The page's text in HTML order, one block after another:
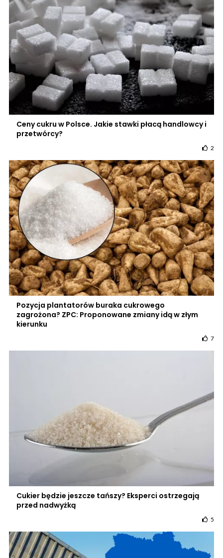
Ceny cukru w Polsce. Jakie stawki płacą handlowcy i
przetwórcy?
2
Pozycja plantatorów buraka cukrowego
zagrożona? ZPC: Proponowane zmiany idą w złym
kierunku
7
Cukier będzie jeszcze tańszy? Eksperci ostrzegają
przed nadwyżką
5